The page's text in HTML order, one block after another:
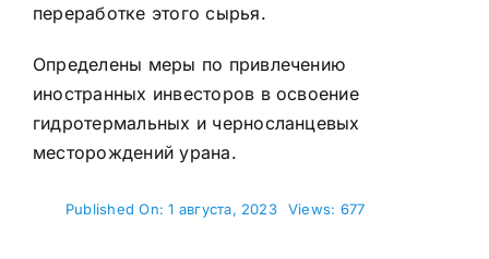
переработке этого сырья.
Определены меры по привлечению
иностранных инвесторов в освоение
гидротермальных и черносланцевых
месторождений урана.
Published On: 1 августа, 2023 Views: 677